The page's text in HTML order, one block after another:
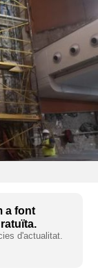
a font
d'actualitat.